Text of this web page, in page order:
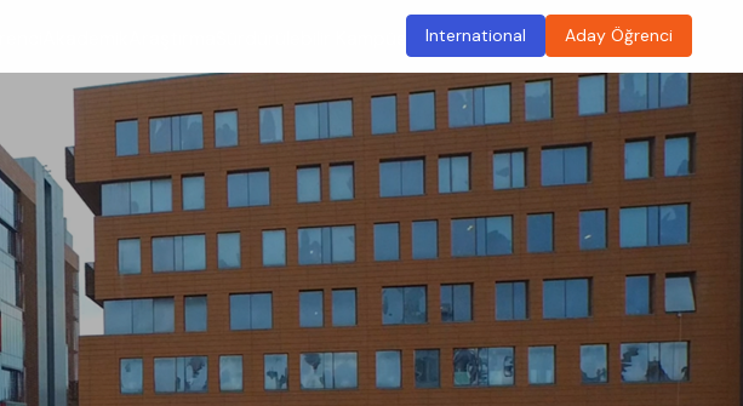
International Aday Öğrenci